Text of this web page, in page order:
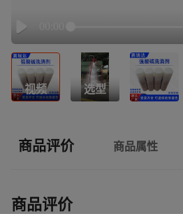
Play
视频 选型
商品评价 商品属性
商品评价